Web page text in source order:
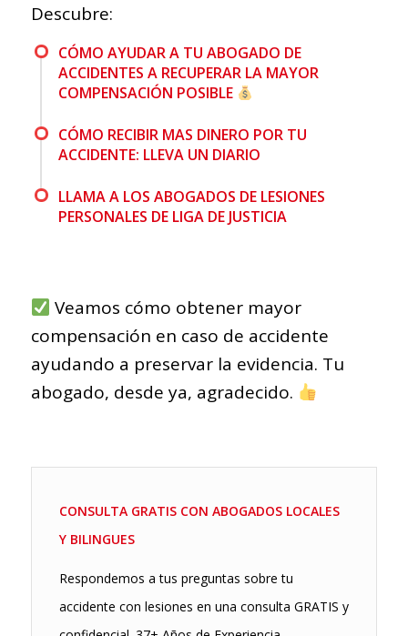
Descubre:
CÓMO AYUDAR A TU ABOGADO DE
ACCIDENTES A RECUPERAR LA MAYOR
COMPENSACIÓN POSIBLE
CÓMO RECIBIR MAS DINERO POR TU
ACCIDENTE: LLEVA UN DIARIO
LLAMA A LOS ABOGADOS DE LESIONES
PERSONALES DE LIGA DE JUSTICIA
Veamos cómo obtener mayor
compensación en caso de accidente
ayudando a preservar la evidencia. Tu
abogado, desde ya, agradecido.
CONSULTA GRATIS CON ABOGADOS LOCALES
Y BILINGUES
Respondemos a tus preguntas sobre tu
accidente con lesiones en una consulta GRATIS y